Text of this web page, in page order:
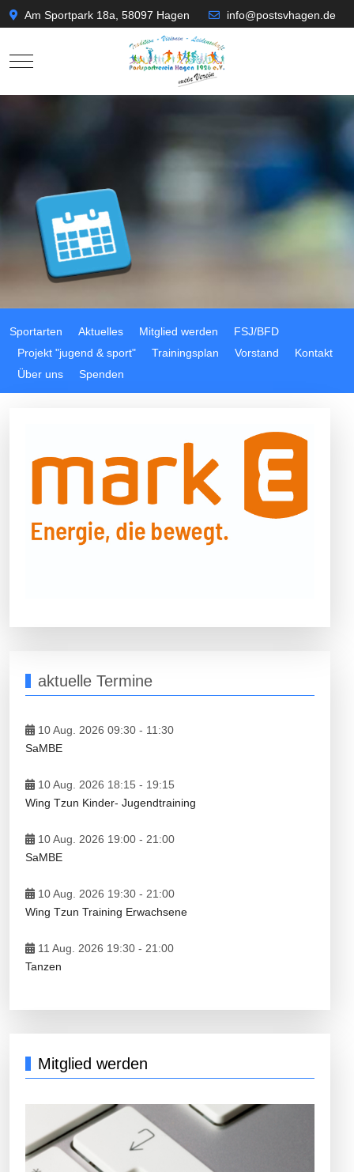
Am Sportpark 18a, 58097 Hagen info@postsvhagen.de
Mobile Menu Toggle
Sportarten Aktuelles Mitglied werden
FSJ/BFD
Projekt "jugend & sport"
Trainingsplan Vorstand
Kontakt
Über uns
Spenden
aktuelle Termine
10 Aug. 2026 09:30 - 11:30
SaMBE
10 Aug. 2026 18:15 - 19:15
Wing Tzun Kinder- Jugendtraining
10 Aug. 2026 19:00 - 21:00
SaMBE
10 Aug. 2026 19:30 - 21:00
Wing Tzun Training Erwachsene
11 Aug. 2026 19:30 - 21:00
Tanzen
Mitglied werden